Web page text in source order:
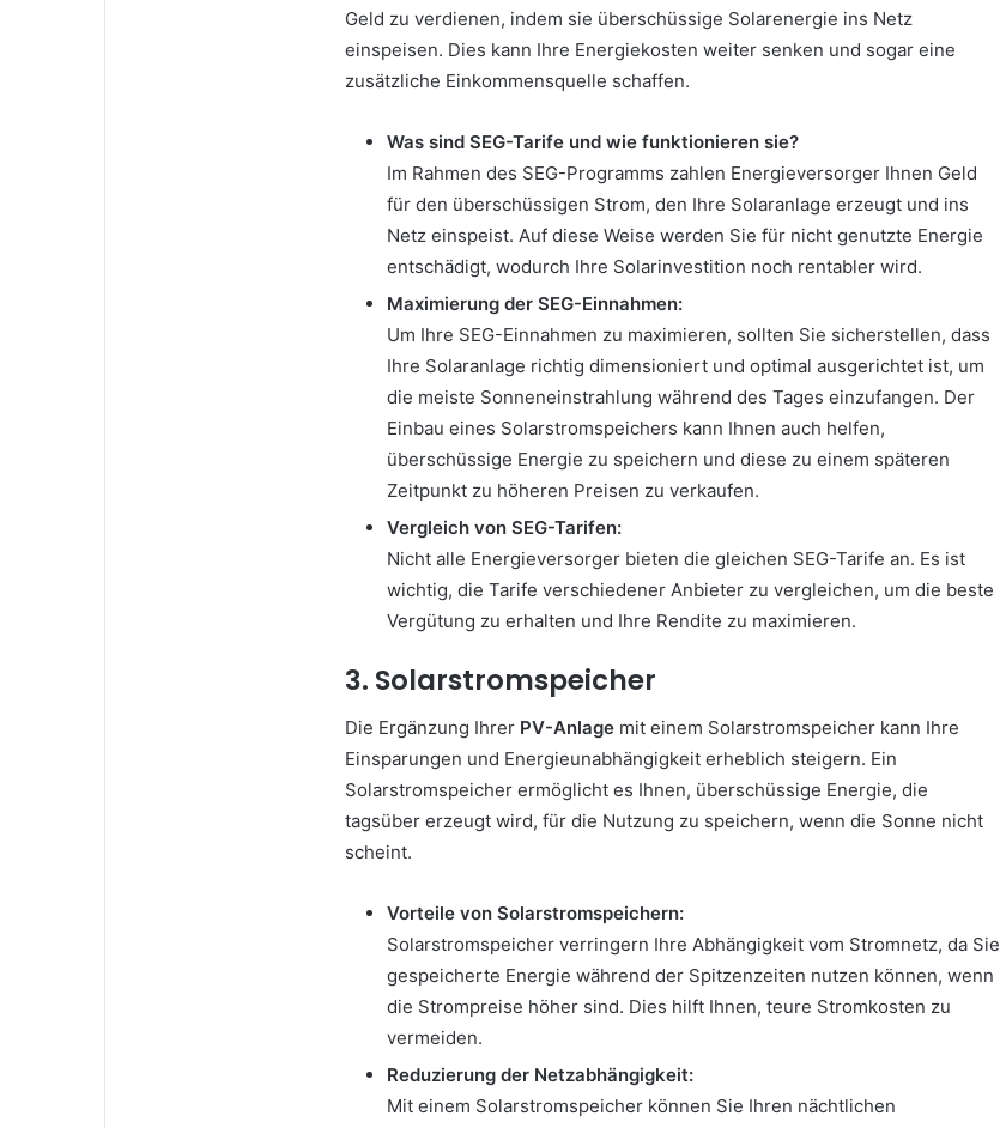
Geld zu verdienen, indem sie überschüssige Solarenergie ins Netz
einspeisen. Dies kann Ihre Energiekosten weiter senken und sogar eine
zusätzliche Einkommensquelle schaffen.
Was sind SEG-Tarife und wie funktionieren sie?
Im Rahmen des SEG-Programms zahlen Energieversorger Ihnen Geld
für den überschüssigen Strom, den Ihre Solaranlage erzeugt und ins
Netz einspeist. Auf diese Weise werden Sie für nicht genutzte Energie
entschädigt, wodurch Ihre Solarinvestition noch rentabler wird.
Maximierung der SEG-Einnahmen:
Um Ihre SEG-Einnahmen zu maximieren, sollten Sie sicherstellen, dass
Ihre Solaranlage richtig dimensioniert und optimal ausgerichtet ist, um
die meiste Sonneneinstrahlung während des Tages einzufangen. Der
Einbau eines Solarstromspeichers kann Ihnen auch helfen,
überschüssige Energie zu speichern und diese zu einem späteren
Zeitpunkt zu höheren Preisen zu verkaufen.
Vergleich von SEG-Tarifen:
Nicht alle Energieversorger bieten die gleichen SEG-Tarife an. Es ist
wichtig, die Tarife verschiedener Anbieter zu vergleichen, um die beste
Vergütung zu erhalten und Ihre Rendite zu maximieren.
3. Solarstromspeicher
Die Ergänzung Ihrer PV-Anlage mit einem Solarstromspeicher kann Ihre
Einsparungen und Energieunabhängigkeit erheblich steigern. Ein
Solarstromspeicher ermöglicht es Ihnen, überschüssige Energie, die
tagsüber erzeugt wird, für die Nutzung zu speichern, wenn die Sonne nicht
scheint.
Vorteile von Solarstromspeichern:
Solarstromspeicher verringern Ihre Abhängigkeit vom Stromnetz, da Sie
gespeicherte Energie während der Spitzenzeiten nutzen können, wenn
die Strompreise höher sind. Dies hilft Ihnen, teure Stromkosten zu
vermeiden.
Reduzierung der Netzabhängigkeit:
Mit einem Solarstromspeicher können Sie Ihren nächtlichen